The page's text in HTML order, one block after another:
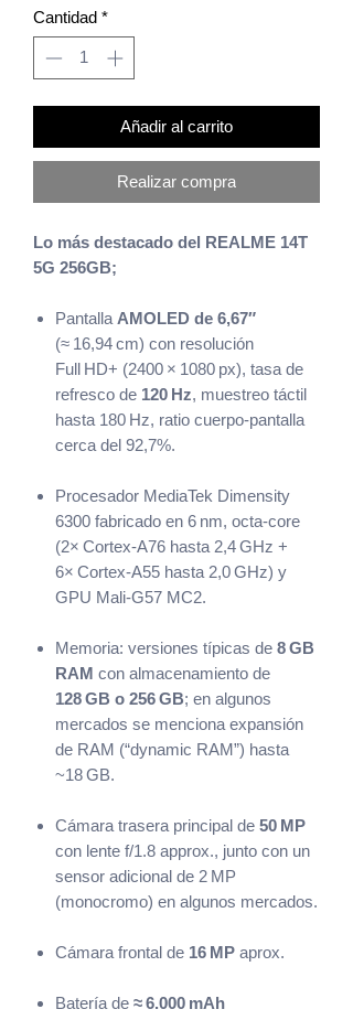
Cantidad *
Añadir al carrito
Realizar compra
Lo más destacado del REALME 14T
5G 256GB;
Pantalla AMOLED de 6,67″
(≈ 16,94 cm) con resolución
Full HD+ (2400 × 1080 px), tasa de
refresco de 120 Hz, muestreo táctil
hasta 180 Hz, ratio cuerpo‑pantalla
cerca del 92,7%.
Procesador MediaTek Dimensity
6300 fabricado en 6 nm, octa‑core
(2× Cortex‑A76 hasta 2,4 GHz +
6× Cortex‑A55 hasta 2,0 GHz) y
GPU Mali‑G57 MC2.
Memoria: versiones típicas de 8 GB
RAM con almacenamiento de
128 GB o 256 GB; en algunos
mercados se menciona expansión
de RAM (“dynamic RAM”) hasta
~18 GB.
Cámara trasera principal de 50 MP
con lente f/1.8 approx., junto con un
sensor adicional de 2 MP
(monocromo) en algunos mercados.
Cámara frontal de 16 MP aprox.
Batería de ≈ 6.000 mAh